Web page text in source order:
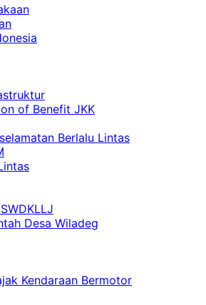
of Benefit JKK
Berlalu Lintas
Desa Wiladeg
Kendaraan Bermotor